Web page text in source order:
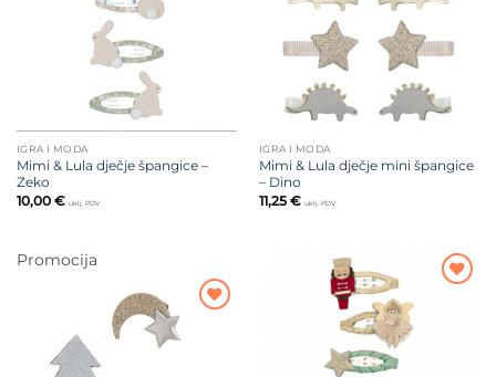
IGRA I MODA
Mimi & Lula dječje špangice –
Zeko
10,00 € uklj. PDV
IGRA I MODA
Mimi & Lula dječje mini špangice
– Dino
11,25 € uklj. PDV
Promocija